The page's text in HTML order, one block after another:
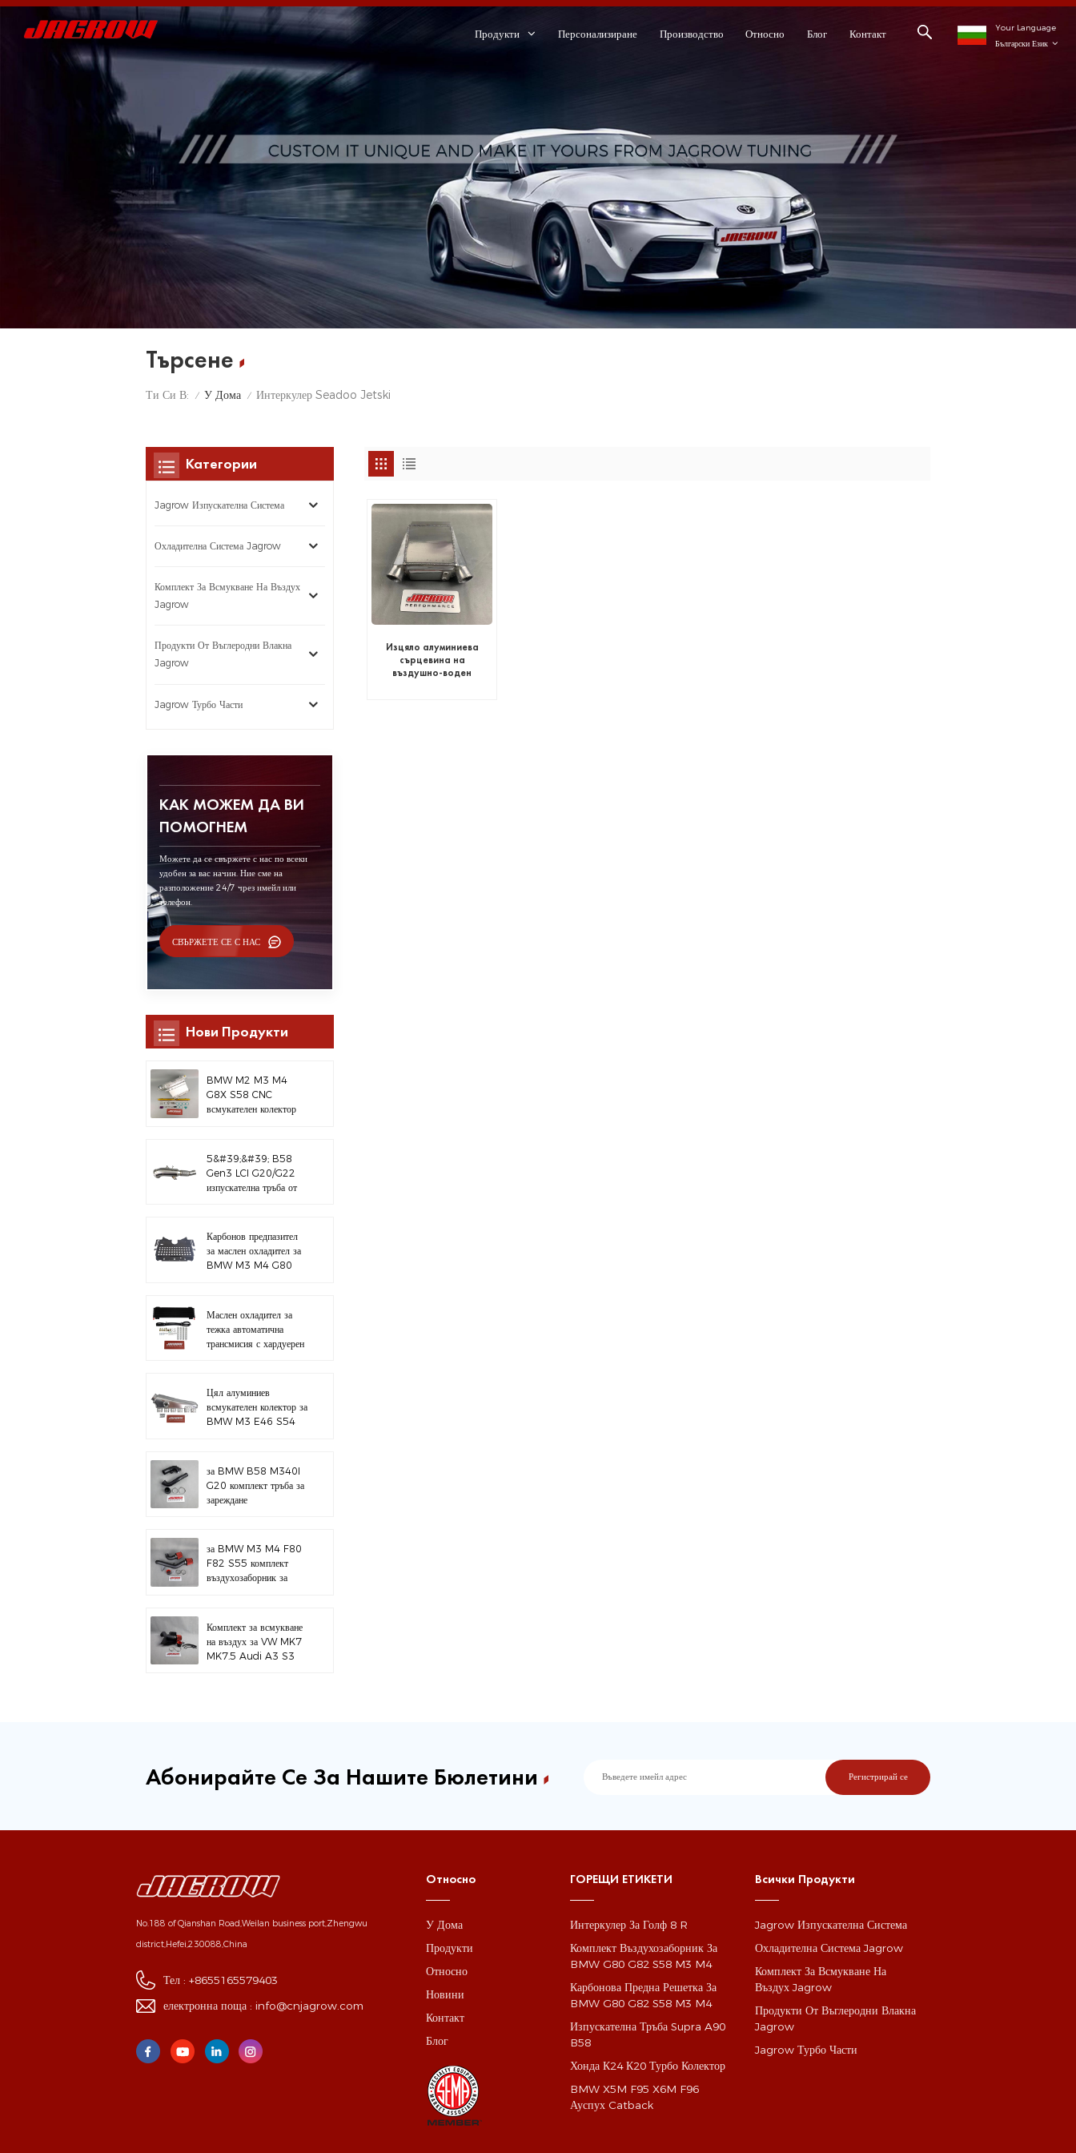
Your Language
Български Език
Продукти Персонализиране Производство Относно Блог Контакт
Търсене
Ти Си В: / У Дома / Интеркулер Seadoo Jetski
Изцяло алуминиева
сърцевина на
въздушно-воден
Категории
Jagrow Изпускателна Система
Охладителна Система Jagrow
Комплект За Всмукване На Въздух
Jagrow
Продукти От Въглеродни Влакна
Jagrow
Jagrow Турбо Части
КАК МОЖЕМ ДА ВИ
ПОМОГНЕМ
Можете да се свържете с нас по всеки
удобен за вас начин. Ние сме на
разположение 24/7 чрез имейл или
телефон.
СВЪРЖЕТЕ СЕ С НАС
Нови Продукти
BMW M2 M3 M4
G8X S58 CNC
всмукателен колектор
5&#39;&#39; B58
Gen3 LCI G20/G22
изпускателна тръба от
Карбонов предпазител
за маслен охладител за
BMW M3 M4 G80
Маслен охладител за
тежка автоматична
трансмисия с хардуерен
Цял алуминиев
всмукателен колектор за
BMW M3 E46 S54
за BMW B58 M340I
G20 комплект тръба за
зареждане
за BMW M3 M4 F80
F82 S55 комплект
въздухозаборник за
Комплект за всмукване
на въздух за VW MK7
MK7.5 Audi A3 S3
Абонирайте Се За Нашите Бюлетини
No.188 of Qianshan Road,Weilan business port,Zhengwu
district,Hefei,230088,China
Тел :+8655165579403
електронна поща :info@cnjagrow.com
Относно
У Дома
Продукти
Относно
Новини
Контакт
Блог
ГОРЕЩИ ЕТИКЕТИ
Интеркулер За Голф 8 R
Комплект Въздухозаборник За
BMW G80 G82 S58 M3 M4
Карбонова Предна Решетка За
BMW G80 G82 S58 M3 M4
Изпускателна Тръба Supra A90
B58
Хонда К24 К20 Турбо Колектор
BMW X5M F95 X6M F96
Ауспух Catback
Всички Продукти
Jagrow Изпускателна Система
Охладителна Система Jagrow
Комплект За Всмукване На
Въздух Jagrow
Продукти От Въглеродни Влакна
Jagrow
Jagrow Турбо Части